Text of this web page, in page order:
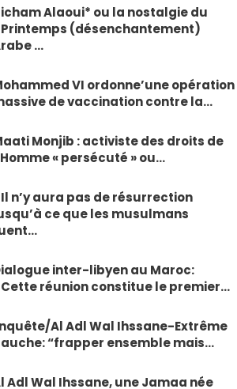
Alaoui* ou la nostalgie du
Printemps (désenchantement)
…
VI ordonne’une opération
de vaccination contre la…
Monjib : activiste des droits de
« persécuté » ou…
Il n’y aura pas de résurrection
ce que les musulmans
inter-libyen au Maroc:
Cette réunion constitue le premier…
Al Adl Wal Ihssane-Extrême
“frapper ensemble mais…
Adl Wal Ihssane, une Jamaa née